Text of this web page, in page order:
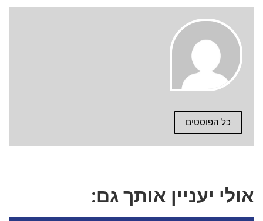
כל הפוסטים
אולי יעניין אותך גם: